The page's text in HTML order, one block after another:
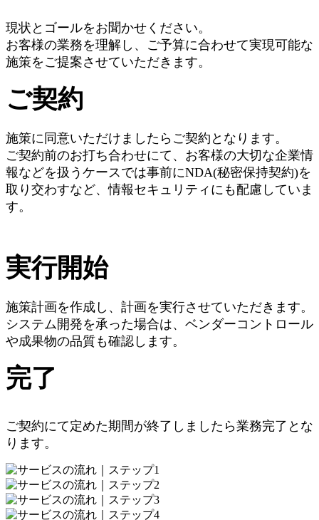
現状とゴールをお聞かせください。
お客様の業務を理解し、ご予算に合わせて実現可能な
施策をご提案させていただきます。
​ご契約
施策に同意いただけましたらご契約となります。
ご契約前のお打ち合わせにて、お客様の大切な企業情
報などを扱うケースでは事前にNDA(秘密保持契約)を
取り交わすなど、情報セキュリティにも配慮していま
す。
実行開始
施策計画を作成し、計画を実行させていただきます。
システム開発を承った場合は、ベンダーコントロール
や成果物の品質も確認します。
完了
ご契約にて定めた期間が終了しましたら業務完了とな
ります。